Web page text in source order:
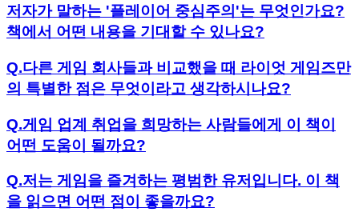
저자가 말하는 '플레이어 중심주의'는 무엇인가요?
책에서 어떤 내용을 기대할 수 있나요?
Q.다른 게임 회사들과 비교했을 때 라이엇 게임즈만
의 특별한 점은 무엇이라고 생각하시나요?
Q.게임 업계 취업을 희망하는 사람들에게 이 책이
어떤 도움이 될까요?
Q.저는 게임을 즐겨하는 평범한 유저입니다. 이 책
을 읽으면 어떤 점이 좋을까요?